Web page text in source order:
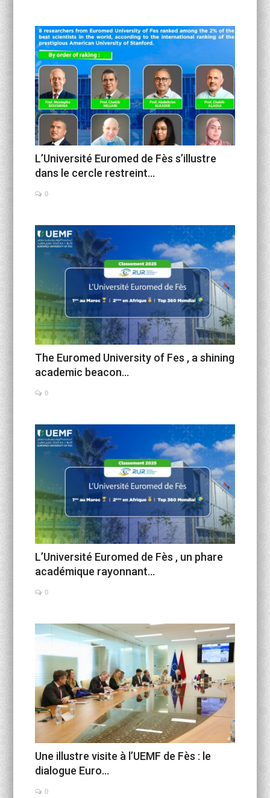
L’Université Euromed de Fès s’illustre
dans le cercle restreint...
0
The Euromed University of Fes , a shining
academic beacon...
0
L’Université Euromed de Fès , un phare
académique rayonnant...
0
Une illustre visite à l’UEMF de Fès : le
dialogue Euro...
0